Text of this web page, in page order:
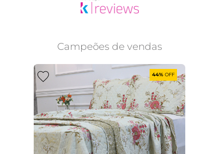
Campeões de vendas
44% OFF